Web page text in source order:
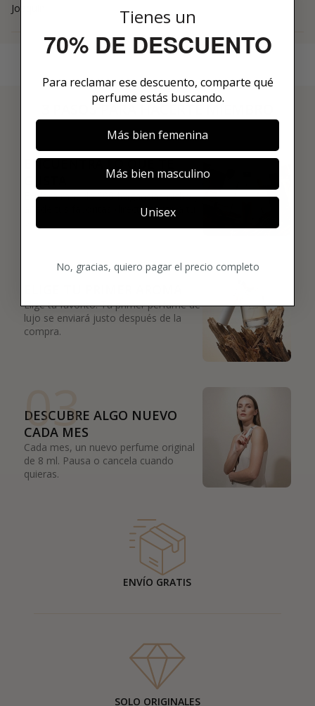
Joaquín
3 PASOS PARA HACERTE MIEMBRO
01
ENCUENTRA LO QUE TE
Explora más de 600 fragancias nicho y
añade tus favoritas directamente a tu
box.
02
Elige tu favorito. Tu primer perfume de
lujo se enviará justo después de la
compra.
03
DESCUBRE ALGO NUEVO
CADA MES
Cada mes, un nuevo perfume original
de 8 ml. Pausa o cancela cuando
quieras.
ENVÍO GRATIS
SOLO ORIGINALES
Tienes un
70% DE DESCUENTO
Para reclamar ese descuento, comparte qué
perfume estás buscando.
Más bien femenina
Más bien masculino
Unisex
No, gracias, quiero pagar el precio completo